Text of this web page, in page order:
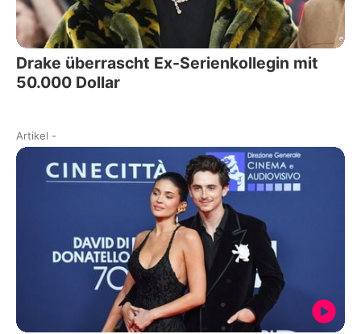
Drake überrascht Ex-Serienkollegin mit
50.000 Dollar
Artikel -